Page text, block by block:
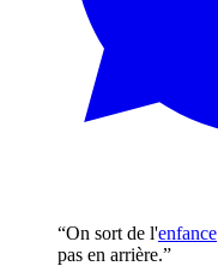
“On sort de l'enfance
pas en arrière.”